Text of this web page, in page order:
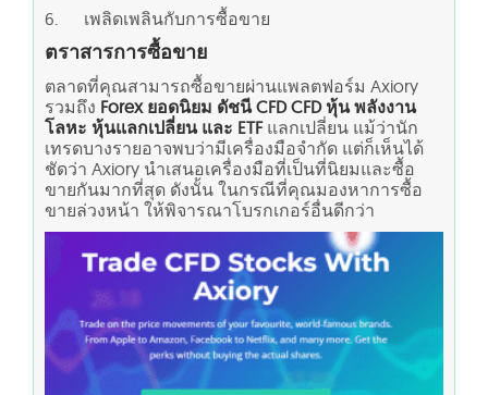
6. เพลิดเพลินกับการซื้อขาย
ตราสารการซื้อขาย
ตลาดที่คุณสามารถซื้อขายผ่านแพลตฟอร์ม Axiory
รวมถึง Forex ยอดนิยม ดัชนี CFD CFD หุ้น พลังงาน
โลหะ หุ้นแลกเปลี่ยน และ ETFแลกเปลี่ยน แม้ว่านัก
เทรดบางรายอาจพบว่ามีเครื่องมือจำกัด แต่ก็เห็นได้
ชัดว่า Axiory นำเสนอเครื่องมือที่เป็นที่นิยมและซื้อ
ขายกันมากที่สุด ดังนั้น ในกรณีที่คุณมองหาการซื้อ
ขายล่วงหน้า ให้พิจารณาโบรกเกอร์อื่นดีกว่า